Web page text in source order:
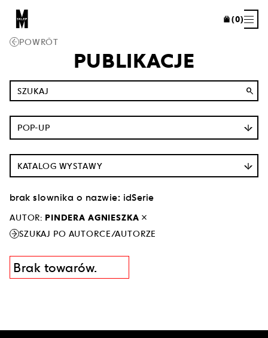
(0)
POWRÓT
PUBLIKACJE
search
POP-UP
KATALOG WYSTAWY
brak slownika o nazwie: idSerie
AUTOR: PINDERA AGNIESZKA close
SZUKAJ PO AUTORCE/AUTORZE
Brak towarów.